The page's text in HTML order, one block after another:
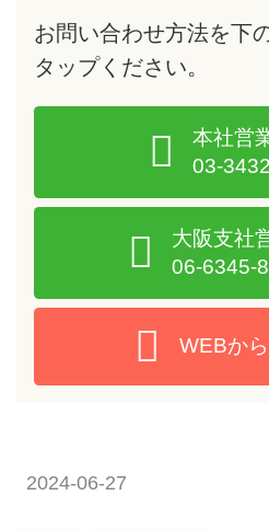
お問い合わせ方法を下
タップください。
本社営
03-
大阪支社
06-6345-
WEBか
2024-06-27